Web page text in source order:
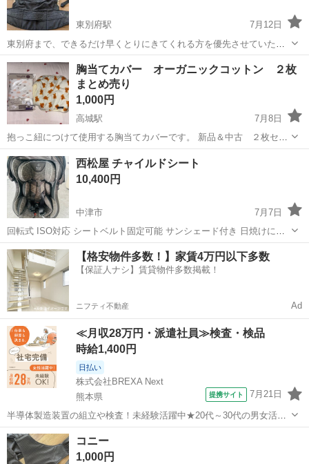
東別府駅
7月12日
東別府まで、できるだけ早くとりにきてくれる方を優先させていただ
きます。 よろしくおねがいします。 お安くしております！よろしくお
願い致します🙇
大分 別府市 東別府駅 ベビー用品
胸当てカバー オーガニックコットン ２枚
まとめ売り
1,000円
高城駅
7月8日
抱っこ紐につけて使用する胸当てカバーです。 新品＆中古 ２枚セッ
ト大分 大分市 高城駅 ベビー用品 胸当て
西松屋 チャイルドシート
10,400円
中津市
7月7日
回転式 ISO対応 シートベルト固定可能 サンシェード付き 日焼けによ
る色褪せは多少ありますが 不具合などありません。 気になる事あれば
メッセージからお願いします。
大分 中津市 ベビー用品
【格安物件多数！】家賃4万円以下多数
【保証人ナシ】賃貸物件多数掲載！
ニフティ不動産 Ad
≪月収28万円・派遣社員≫検査・検品
時給1,400円
日払い
株式会社BREXA Next
熊本県
提携サイト 7月21日
半導体製造装置の組立や検査！未経験活躍中★20代～30代の男女活躍
中★ワンルーム寮完備！赴任旅費会社負担！マイカー通勤OK！無料駐
車場あり！正社員登用あり！《熊本県菊池郡大津町》 人気の工場のお
仕事 ◇半導体製造装置の組立...
熊本 その他
コニー
1,000円